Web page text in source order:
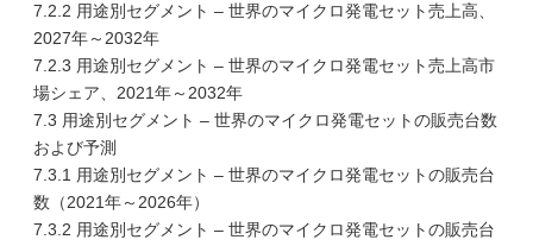
7.2.2 用途別セグメント – 世界のマイクロ発電セット売上高、
2027年～2032年
7.2.3 用途別セグメント – 世界のマイクロ発電セット売上高市
場シェア、2021年～2032年
7.3 用途別セグメント – 世界のマイクロ発電セットの販売台数
および予測
7.3.1 用途別セグメント – 世界のマイクロ発電セットの販売台
数（2021年～2026年）
7.3.2 用途別セグメント – 世界のマイクロ発電セットの販売台